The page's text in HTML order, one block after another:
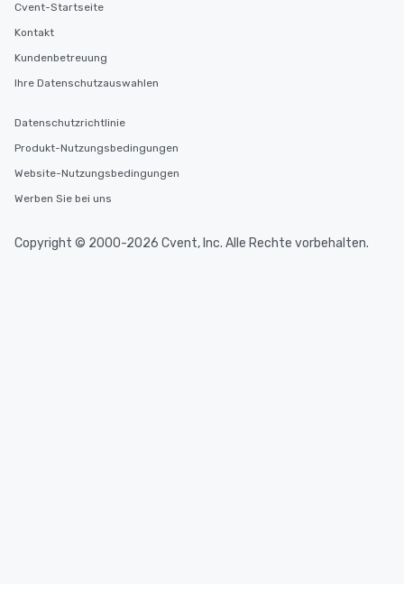
Cvent-Startseite
Kontakt
Kundenbetreuung
Ihre Datenschutzauswahlen
Datenschutzrichtlinie
Produkt-Nutzungsbedingungen
Website-Nutzungsbedingungen
Werben Sie bei uns
Copyright © 2000-2026 Cvent, Inc. Alle Rechte vorbehalten.